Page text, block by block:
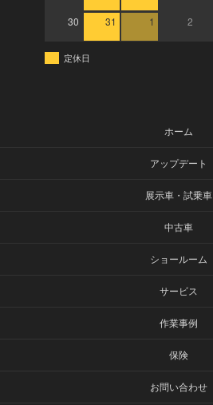
30 31 1 2
定休日
ホーム
アップデート
展示車・試乗車
中古車
ショールーム
サービス
作業事例
保険
お問い合わせ